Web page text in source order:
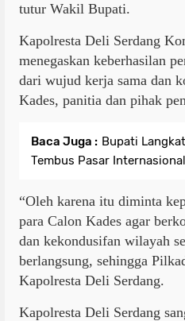
tutur Wakil Bupati.
Kapolresta Deli Serdang
menegaskan keberhasilan
dari wujud kerja sama dan
Kades, panitia dan pihak
Baca Juga : Bupati
Tembus Pasar Internasional
“Oleh karena itu diminta
para Calon Kades agar
dan kekondusifan wilayah
berlangsung, sehingga
Kapolresta Deli Serdang.
Kapolresta Deli Serdang